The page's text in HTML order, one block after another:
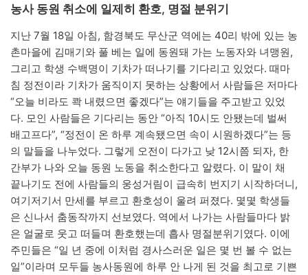
농사 동원 취소에 일제히 환호, 명절 분위기
지난 7월 18일 아침, 함경북도 무산군 역에는 40리 밖에 있는 농
촌마을에 김매기와 풀 베는 일에 동원돼 가는 노동자와 녀맹원,
그리고 학생 수백명이 기차가 떠나기를 기다리고 있었다. 때마
침 정전이라 기차가 움직이지 못하는 상황에서 사람들은 저마다
“오늘 비라도 콱 내렸으면 좋겠다”는 얘기들을 주고받고 있었
다. 모인 사람들은 기다리는 동안 “아직 10시도 안됐는데 벌써
배고프다”, “정전이 온 하루 계속됐으면 속이 시원하겠다”는 등
의 말들을 나누었다. 그렇게 오전이 다가고 낮 12시쯤 되자, 한
간부가 나와 오늘 동원 노동을 취소한다고 알렸다. 이 말이 채
끝나기도 전에 사람들의 웅성거림이 급속히 번지기 시작하더니,
여기저기서 만세를 부르고 환호성이 울려 퍼졌다. 몇몇 학생들
은 신나서 춤동작까지 선보였다. 역에서 나가는 사람들마다 밝
은 얼굴로 웃고 떠들며 환호했는데 흡사 명절분위기였다. 이에
주민들은 “일 년 중에 이처럼 경사스러운 일은 몇 번 볼 수 없는
일”이라며 모두들 농사동원에 하루 안 나게 된 것을 최고로 기쁜